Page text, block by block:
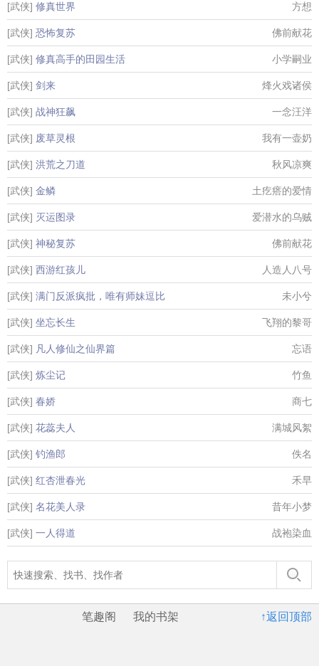
[武侠] 修真世界 方想
[武侠] 恐怖复苏 佛前献花
[武侠] 修真高手的田园生活 小学嗣业
[武侠] 剑来 烽火戏诸侯
[武侠] 战神狂飙 一念汪洋
[武侠] 废草灵根 我有一壶奶
[武侠] 洪荒之刀道 秋风凉爽
[武侠] 金鳞 土疙瘩的爱情
[武侠] 灭运图录 爱潜水的乌贼
[武侠] 神秘复苏 佛前献花
[武侠] 西游红孩儿 人造人八号
[武侠] 满门反派疯批，唯有师妹逗比 未小兮
[武侠] 坐忘长生 飞翔的黎哥
[武侠] 凡人修仙之仙界篇 忘语
[武侠] 炼尘记 竹鱼
[武侠] 春娇 商七
[武侠] 花蕊夫人 满城风絮
[武侠] 钓渔郎 佚名
[武侠] 红杏泄春光 禾早
[武侠] 名花美人录 昔年小梦
[武侠] 一人得道 战袍染血
↑返回顶部
笔趣阁 我的书架